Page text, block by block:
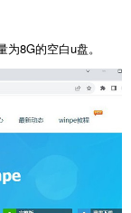
为8G的空白u盘。